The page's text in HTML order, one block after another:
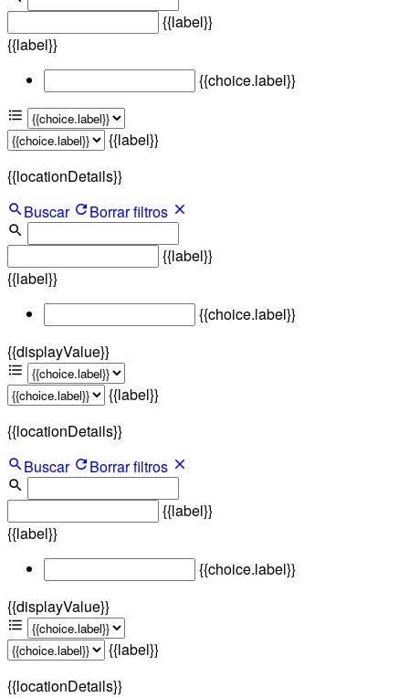
{{label}}
{{label}}
{{choice.label}}
{{label}}
{{locationDetails}}
Buscar
Borrar filtros
{{label}}
{{label}}
{{choice.label}}
{{displayValue}}
{{label}}
{{locationDetails}}
Buscar
Borrar filtros
{{label}}
{{label}}
{{choice.label}}
{{displayValue}}
{{label}}
{{locationDetails}}